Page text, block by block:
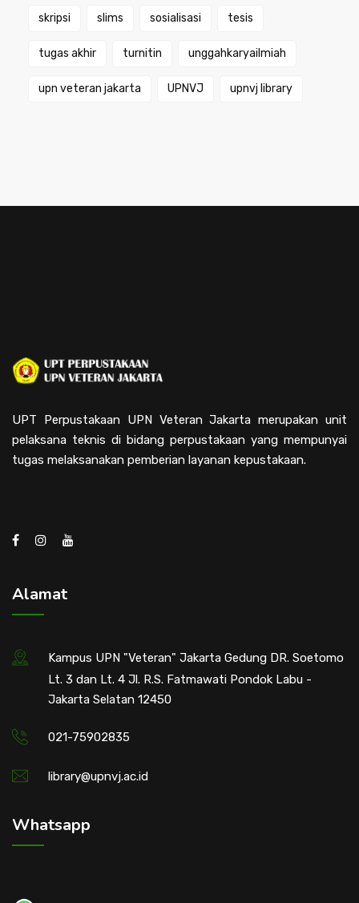
skripsi slims sosialisasi tesis
tugas akhir turnitin unggahkaryailmiah
upn veteran jakarta UPNVJ upnvj library
UPT Perpustakaan UPN Veteran Jakarta merupakan unit
pelaksana teknis di bidang perpustakaan yang mempunyai
tugas melaksanakan pemberian layanan kepustakaan.
Alamat
Kampus UPN "Veteran" Jakarta Gedung DR. Soetomo
Lt. 3 dan Lt. 4 Jl. R.S. Fatmawati Pondok Labu -
Jakarta Selatan 12450
021-75902835
library@upnvj.ac.id
Whatsapp